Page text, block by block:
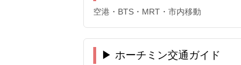
空港・BTS・MRT・市内移動
▶ ホーチミン交通ガイド